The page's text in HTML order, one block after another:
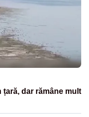
țară, dar rămâne mult